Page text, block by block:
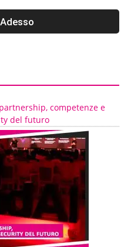
competenze e
del futuro